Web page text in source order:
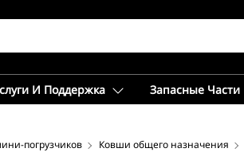
И Поддержка Запасные Части
погрузчиков Ковши общего назначения